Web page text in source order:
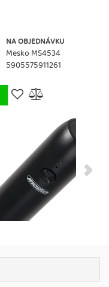
NA OBJEDNÁVKU
Mesko MS4534
5905575911261